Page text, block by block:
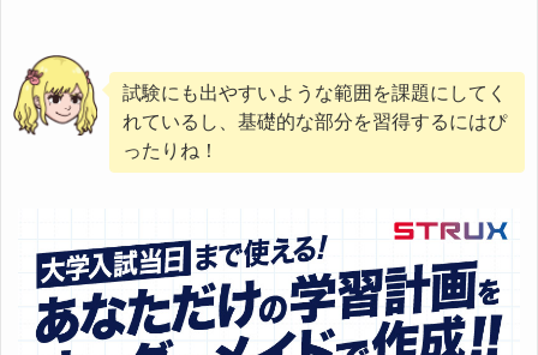
試験にも出やすいような範囲を課題にしてく
れているし、基礎的な部分を習得するにはぴ
ったりね！